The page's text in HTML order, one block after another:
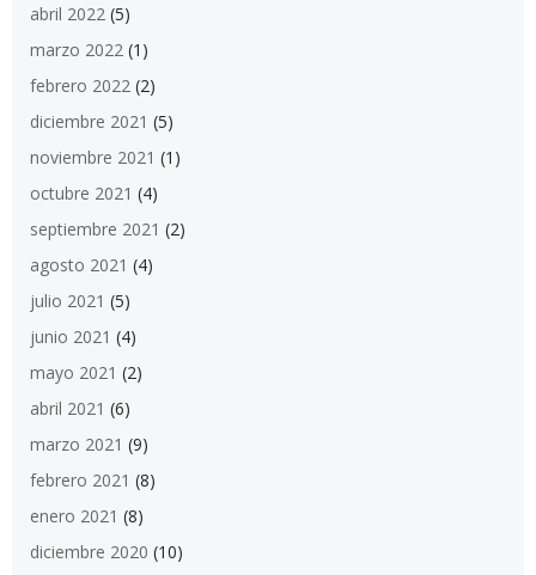
abril 2022 (5)
marzo 2022 (1)
febrero 2022 (2)
diciembre 2021 (5)
noviembre 2021 (1)
octubre 2021 (4)
septiembre 2021 (2)
agosto 2021 (4)
julio 2021 (5)
junio 2021 (4)
mayo 2021 (2)
abril 2021 (6)
marzo 2021 (9)
febrero 2021 (8)
enero 2021 (8)
diciembre 2020 (10)